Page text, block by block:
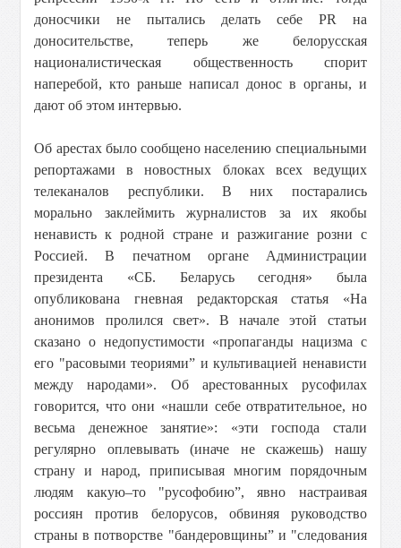
доносчики не пытались делать себе PR на
доносительстве, теперь же белорусская
националистическая общественность спорит
наперебой, кто раньше написал донос в органы, и
дают об этом интервью.
Об арестах было сообщено населению специальными
репортажами в новостных блоках всех ведущих
телеканалов республики. В них постарались
морально заклеймить журналистов за их якобы
ненависть к родной стране и разжигание розни с
Россией. В печатном органе Администрации
президента «СБ. Беларусь сегодня» была
опубликована гневная редакторская статья «На
анонимов пролился свет». В начале этой статьи
сказано о недопустимости «пропаганды нацизма с
его "расовыми теориями” и культивацией ненависти
между народами». Об арестованных русофилах
говорится, что они «нашли себе отвратительное, но
весьма денежное занятие»: «эти господа стали
регулярно оплевывать (иначе не скажешь) нашу
страну и народ, приписывая многим порядочным
людям какую–то "русофобию”, явно настраивая
россиян против белорусов, обвиняя руководство
страны в потворстве "бандеровщины” и "следования